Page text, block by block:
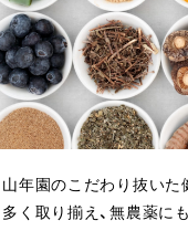
山年園のこだわり抜いた
多く取り揃え、無農薬に